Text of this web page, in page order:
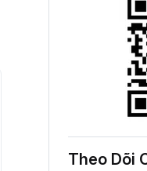
Kiếm Crypto Thụ
Kiếm thưởng thụ
tiền và thu lợi nhuận.
Theo Dõi